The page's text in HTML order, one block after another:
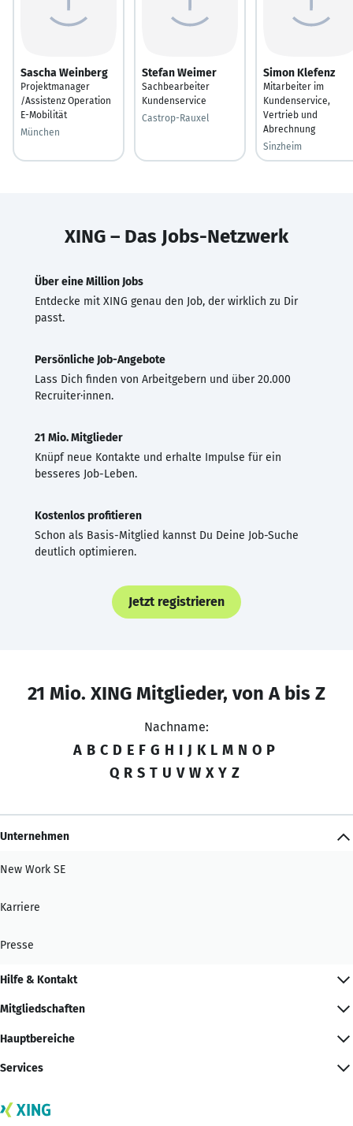
Sascha Weinberg
Projektmanager
/Assistenz Operation
E-Mobilität
München
Stefan Weimer
Sachbearbeiter
Kundenservice
Castrop-Rauxel
Simon Klefenz
Mitarbeiter im
Kundenservice,
Vertrieb und
Abrechnung
Sinzheim
XING – Das Jobs-Netzwerk
Über eine Million Jobs
Entdecke mit XING genau den Job, der wirklich zu Dir
passt.
Persönliche Job-Angebote
Lass Dich finden von Arbeitgebern und über 20.000
Recruiter·innen.
21 Mio. Mitglieder
Knüpf neue Kontakte und erhalte Impulse für ein
besseres Job-Leben.
Kostenlos profitieren
Schon als Basis-Mitglied kannst Du Deine Job-Suche
deutlich optimieren.
Jetzt registrieren
21 Mio. XING Mitglieder, von A bis Z
Nachname:
A B C D E F G H I J K L M N O P
Q R S T U V W X Y Z
Unternehmen
New Work SE
Karriere
Presse
Hilfe & Kontakt
Mitgliedschaften
Hauptbereiche
Services